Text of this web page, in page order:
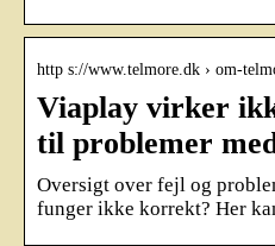
http s://www.telmore.dk › om-
Viaplay virker
til problemer
Oversigt over fejl og
funger ikke korrekt? Her